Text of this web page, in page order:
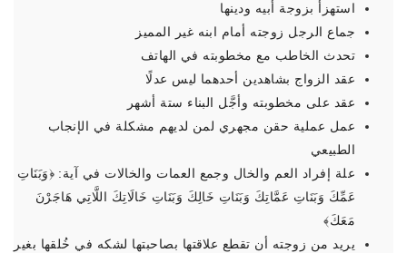
استهزأ بزوجة أبيه ودينها
جماع الرجل زوجته أمام ابنه غير المميز
تحدث الخاطب مع مخطوبته في الهاتف
عقد الزواج بشاهدين أحدهما ليس عدلًا
عقد على مخطوبته وأجَّل البناء ستة أشهر
عمل عملية حقن مجهري لمن لديهم مشكلة في الإنجاب
الطبيعي
علة إفراد العم والخال وجمع العمات والخالات في آية: ﴿‌وَبَنَاتِ
‌عَمِّكَ وَبَنَاتِ عَمَّاتِكَ وَبَنَاتِ خَالِكَ وَبَنَاتِ خَالَاتِكَ اللَّاتِي هَاجَرْنَ
مَعَكَ﴾
يريد من زوجته أن تقطع علاقتها بصاحبتها لشكه في خُلقها بغير